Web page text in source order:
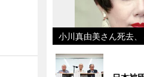
小川真由美さん死去